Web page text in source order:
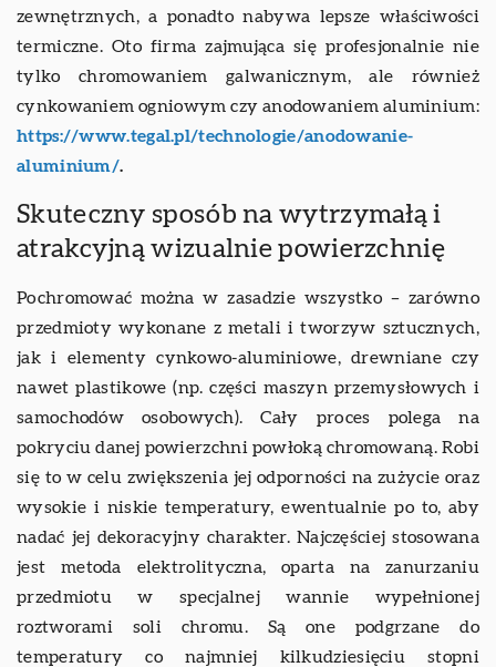
zewnętrznych, a ponadto nabywa lepsze właściwości
termiczne. Oto firma zajmująca się profesjonalnie nie
tylko chromowaniem galwanicznym, ale również
cynkowaniem ogniowym czy anodowaniem aluminium:
https://www.tegal.pl/technologie/anodowanie-
aluminium/.
Skuteczny sposób na wytrzymałą i
atrakcyjną wizualnie powierzchnię
Pochromować można w zasadzie wszystko – zarówno
przedmioty wykonane z metali i tworzyw sztucznych,
jak i elementy cynkowo-aluminiowe, drewniane czy
nawet plastikowe (np. części maszyn przemysłowych i
samochodów osobowych). Cały proces polega na
pokryciu danej powierzchni powłoką chromowaną. Robi
się to w celu zwiększenia jej odporności na zużycie oraz
wysokie i niskie temperatury, ewentualnie po to, aby
nadać jej dekoracyjny charakter. Najczęściej stosowana
jest metoda elektrolityczna, oparta na zanurzaniu
przedmiotu w specjalnej wannie wypełnionej
roztworami soli chromu. Są one podgrzane do
temperatury co najmniej kilkudziesięciu stopni